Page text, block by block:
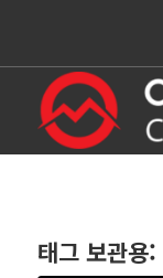
태그 보관용: